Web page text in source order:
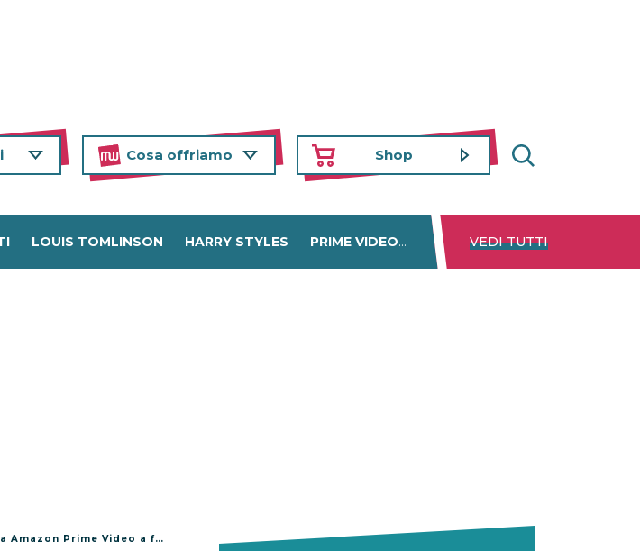
Cosa offriamo Shop
LOUIS TOMLINSON HARRY STYLES PRIME VIDEO DISNEY+ NETFLIX
VEDI TUTTI
Prime Video a febbraio